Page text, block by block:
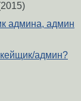
админа, админ
админ?